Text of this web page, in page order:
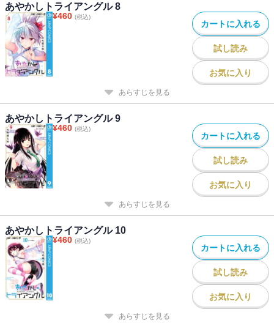
あやかしトライアングル 8
¥460 (税込)
カートに入れる
試し読み
お気に入り
あらすじを見る
あやかしトライアングル 9
¥460 (税込)
カートに入れる
試し読み
お気に入り
あらすじを見る
あやかしトライアングル 10
¥460 (税込)
カートに入れる
試し読み
お気に入り
あらすじを見る